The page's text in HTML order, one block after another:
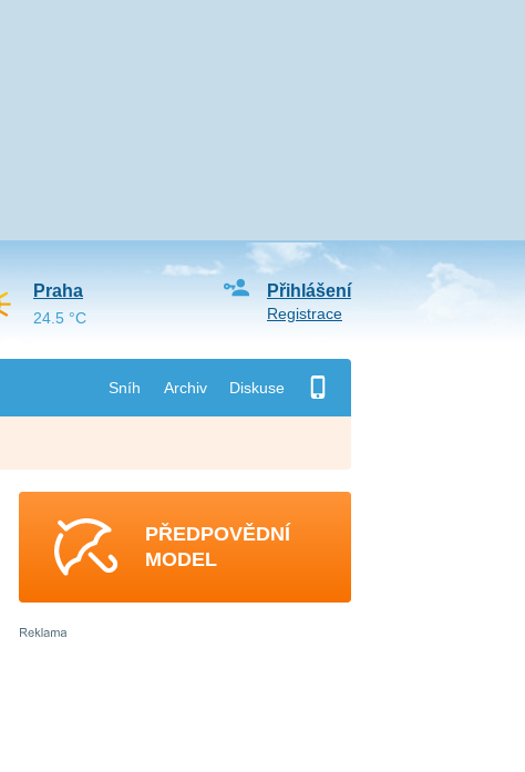
Sníh Archiv Diskuse
Přihlášení
Registrace
Praha
24.5 °C
PŘEDPOVĚDNÍ
MODEL